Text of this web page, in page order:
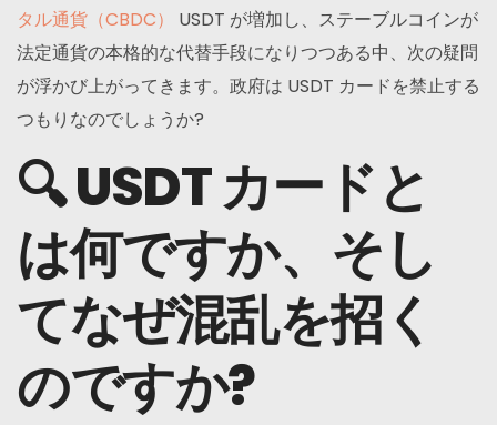
タル通貨（CBDC）
USDT が増加し、ステーブルコインが
法定通貨の本格的な代替手段になりつつある中、次の疑問
が浮かび上がってきます。政府は USDT カードを禁止する
つもりなのでしょうか?
🔍 USDT カードと
は何ですか、そし
てなぜ混乱を招く
のですか?